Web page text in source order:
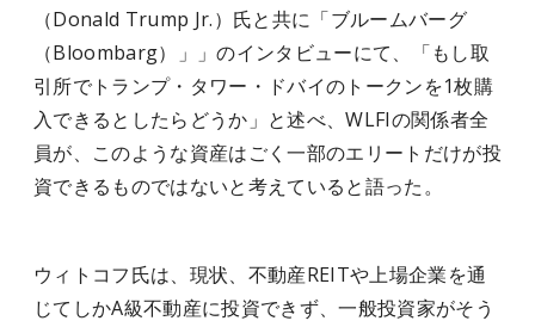
（Donald Trump Jr.）氏と共に「ブルームバーグ
（Bloombarg）」」のインタビューにて、「もし取
引所でトランプ・タワー・ドバイのトークンを1枚購
入できるとしたらどうか」と述べ、WLFIの関係者全
員が、このような資産はごく一部のエリートだけが投
資できるものではないと考えていると語った。
ウィトコフ氏は、現状、不動産REITや上場企業を通
じてしかA級不動産に投資できず、一般投資家がそう